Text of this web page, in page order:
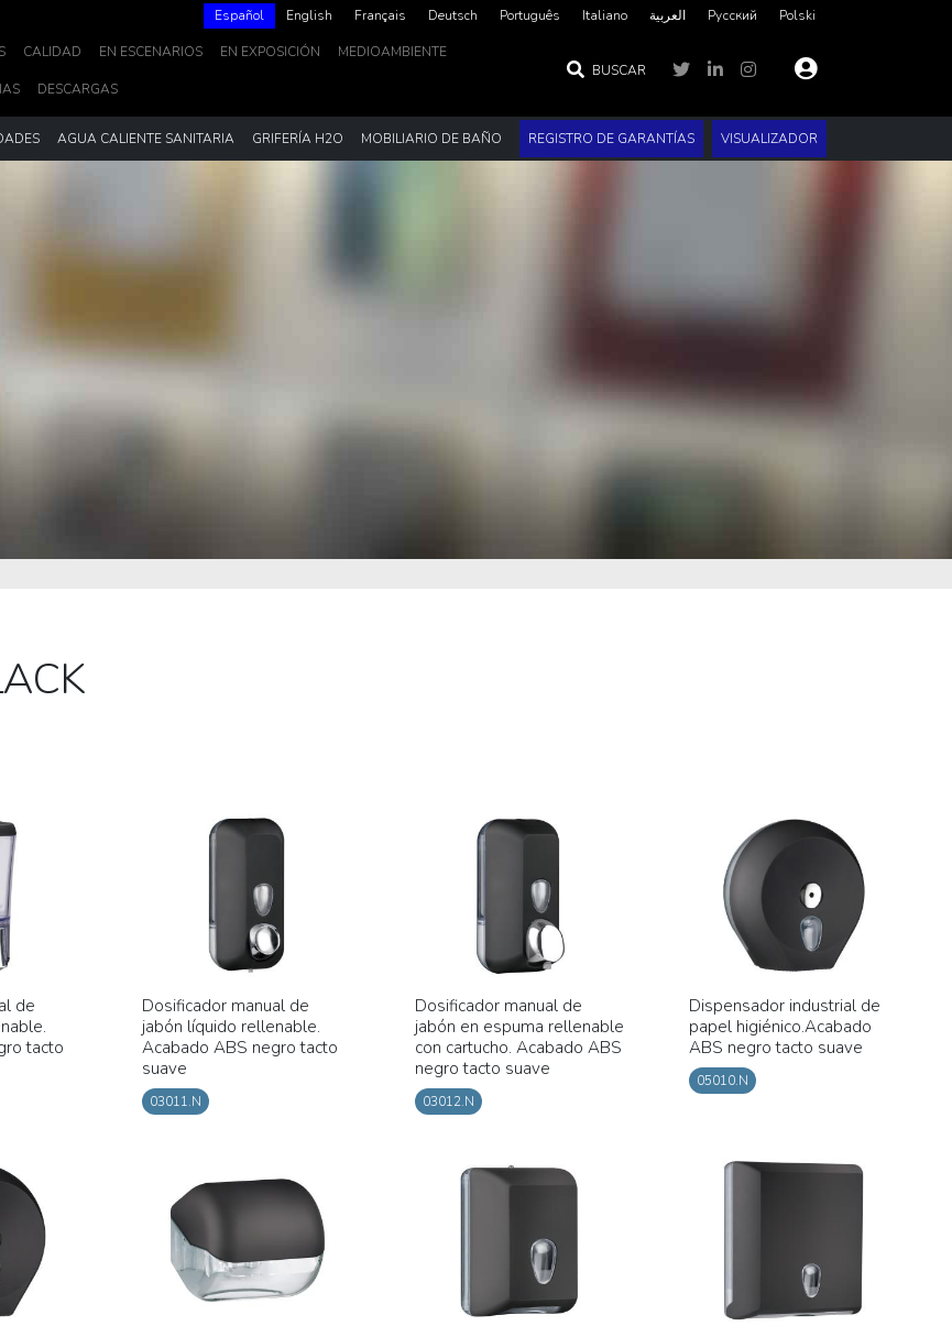
Español English Français Deutsch Português Italiano العربية‏ Русский Polski
CALIDAD EN ESCENARIOS EN EXPOSICIÓN MEDIOAMBIENTE
DESCARGAS
BUSCAR
AGUA CALIENTE SANITARIA GRIFERÍA H2O MOBILIARIO DE BAÑO REGISTRO DE GARANTÍAS VISUALIZADOR
de
tacto
Dosificador manual de
jabón líquido rellenable.
Acabado ABS negro tacto
suave
03011.N
Dosificador manual de
jabón en espuma rellenable
con cartucho. Acabado ABS
negro tacto suave
03012.N
Dispensador industrial de
papel higiénico.Acabado
ABS negro tacto suave
05010.N